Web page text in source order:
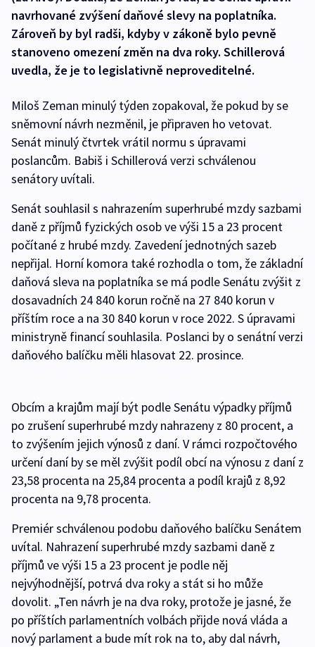
navrhované zvýšení daňové slevy na poplatníka.
Zároveň by byl radši, kdyby v zákoně bylo pevně
stanoveno omezení změn na dva roky. Schillerová
uvedla, že je to legislativně neproveditelné.
Miloš Zeman minulý týden zopakoval, že pokud by se
sněmovní návrh nezměnil, je připraven ho vetovat.
Senát minulý čtvrtek vrátil normu s úpravami
poslancům. Babiš i Schillerová verzi schválenou
senátory uvítali.
Senát souhlasil s nahrazením superhrubé mzdy sazbami
daně z příjmů fyzických osob ve výši 15 a 23 procent
počítané z hrubé mzdy. Zavedení jednotných sazeb
nepřijal. Horní komora také rozhodla o tom, že základní
daňová sleva na poplatníka se má podle Senátu zvýšit z
dosavadních 24 840 korun ročně na 27 840 korun v
příštím roce a na 30 840 korun v roce 2022. S úpravami
ministryně financí souhlasila. Poslanci by o senátní verzi
daňového balíčku měli hlasovat 22. prosince.
Obcím a krajům mají být podle Senátu výpadky příjmů
po zrušení superhrubé mzdy nahrazeny z 80 procent, a
to zvýšením jejich výnosů z daní. V rámci rozpočtového
určení daní by se měl zvýšit podíl obcí na výnosu z daní z
23,58 procenta na 25,84 procenta a podíl krajů z 8,92
procenta na 9,78 procenta.
Premiér schválenou podobu daňového balíčku Senátem
uvítal. Nahrazení superhrubé mzdy sazbami daně z
příjmů ve výši 15 a 23 procent je podle něj
nejvýhodnější, potrvá dva roky a stát si ho může
dovolit. „Ten návrh je na dva roky, protože je jasné, že
po příštích parlamentních volbách přijde nová vláda a
nový parlament a bude mít rok na to, aby dal návrh,